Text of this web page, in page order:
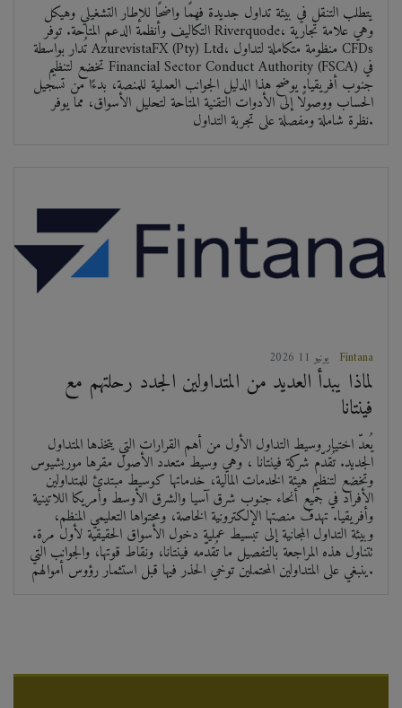
يتطلب التنقل في بيئة تداول جديدة فهمًا واضحًا للإطار التشغيلي وهيكل
التكاليف وأنظمة الدعم المتاحة. توفر Riverquode، وهي علامة تجارية
تُدار بواسطة AzurevistaFX (Pty) Ltd، منظومة متكاملة لتداول CFDs
تخضع لتنظيم Financial Sector Conduct Authority (FSCA) في
جنوب أفريقيا. يوضح هذا الدليل الجوانب العملية للمنصة، بدءًا من تسجيل
الحساب ووصولًا إلى الأدوات التقنية المتاحة لتحليل الأسواق، مما يوفر
نظرة شاملة ومفصلة على تجربة التداول.
2026 يونيو 11 Fintana
لماذا يبدأ العديد من المتداولين الجدد رحلتهم مع
فينتانا
يُعدّ اختيار وسيط التداول الأول من أهم القرارات التي يتخذها المتداول
الجديد. تُقدّم شركة فينتانا ، وهي وسيط متعدد الأصول مقرها موريشيوس
وتخضع لتنظيم هيئة الخدمات المالية، خدماتها كوسيط مبتدئ للمتداولين
الأفراد في جميع أنحاء جنوب شرق آسيا والشرق الأوسط وأمريكا اللاتينية
وأفريقيا. تهدف منصتها الإلكترونية الخاصة، ومحتواها التعليمي المنظم،
وبيئة التداول المجانية إلى تبسيط عملية دخول الأسواق الحقيقية لأول مرة.
تتناول هذه المراجعة بالتفصيل ما تُقدّمه فينتانا، ونقاط قوتها، والجوانب التي
ينبغي على المتداولين المحتملين توخي الحذر فيها قبل استثمار رؤوس أموالهم.